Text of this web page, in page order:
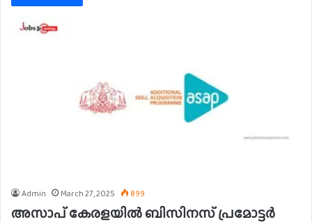
Admin March 27, 2025 899
അസാപ് കേരളയിൽ ബിസിനസ് പ്രമോട്ടർ